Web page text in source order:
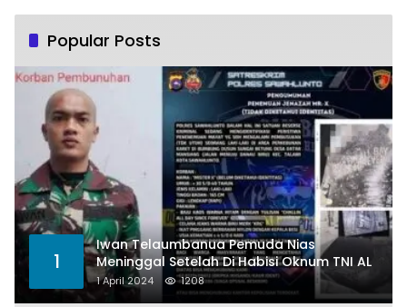
Popular Posts
1
Iwan Telaumbanua Pemuda Nias
Meninggal Setelah Di Habisi Oknum TNI AL
1 April 2024 1208